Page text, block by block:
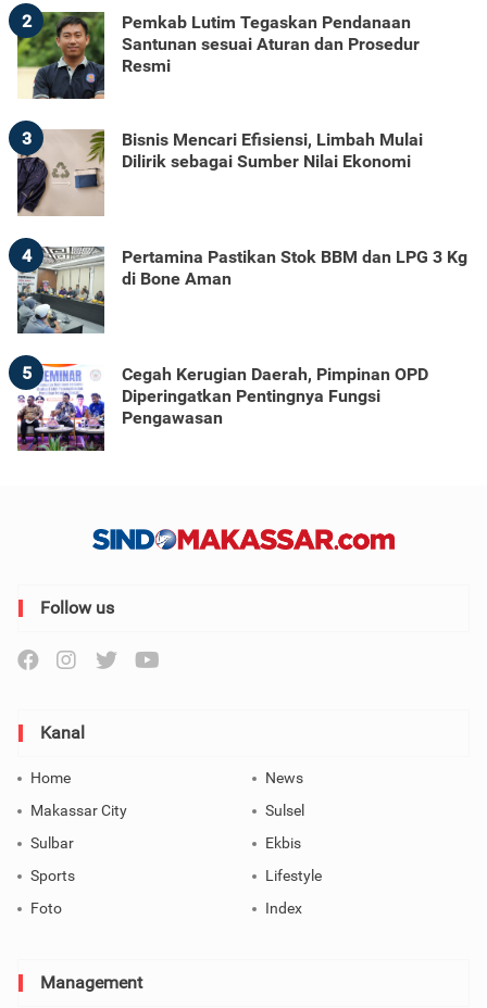
2
Pemkab Lutim Tegaskan Pendanaan
Santunan sesuai Aturan dan Prosedur
Resmi
3
Bisnis Mencari Efisiensi, Limbah Mulai
Dilirik sebagai Sumber Nilai Ekonomi
4
Pertamina Pastikan Stok BBM dan LPG 3 Kg
di Bone Aman
5
Cegah Kerugian Daerah, Pimpinan OPD
Diperingatkan Pentingnya Fungsi
Pengawasan
Follow us
Kanal
Home
News
Makassar City
Sulsel
Sulbar
Ekbis
Sports
Lifestyle
Foto
Index
Management